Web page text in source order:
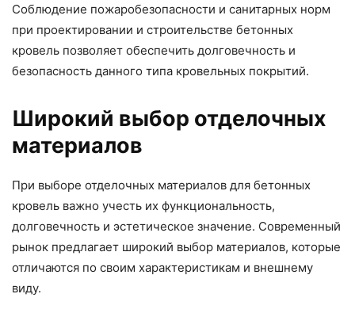
Соблюдение пожаробезопасности и санитарных норм
при проектировании и строительстве бетонных
кровель позволяет обеспечить долговечность и
безопасность данного типа кровельных покрытий.
Широкий выбор отделочных
материалов
При выборе отделочных материалов для бетонных
кровель важно учесть их функциональность,
долговечность и эстетическое значение. Современный
рынок предлагает широкий выбор материалов, которые
отличаются по своим характеристикам и внешнему
виду.